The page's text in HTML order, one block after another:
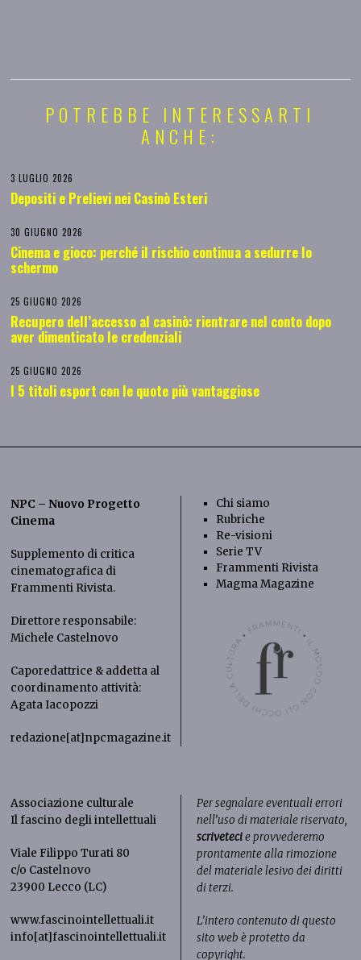
POTREBBE INTERESSARTI
ANCHE:
3 LUGLIO 2026
Depositi e Prelievi nei Casinò Esteri
30 GIUGNO 2026
Cinema e gioco: perché il rischio continua a sedurre lo
schermo
25 GIUGNO 2026
Recupero dell’accesso al casinò: rientrare nel conto dopo
aver dimenticato le credenziali
25 GIUGNO 2026
I 5 titoli esport con le quote più vantaggiose
NPC – Nuovo Progetto
Cinema
Supplemento di critica
cinematografica di
Frammenti Rivista.
Direttore responsabile:
Michele Castelnovo
Caporedattrice & addetta al
coordinamento attività:
Agata Iacopozzi
redazione[at]npcmagazine.it
Chi siamo
Rubriche
Re-visioni
Serie TV
Frammenti Rivista
Magma Magazine
Associazione culturale
Il fascino degli intellettuali
Viale Filippo Turati 80
c/o Castelnovo
23900 Lecco (LC)
www.fascinointellettuali.it
info[at]fascinointellettuali.it
Per segnalare eventuali errori
nell’uso di materiale riservato,
scrivetecie provvederemo
prontamente alla rimozione
del materiale lesivo dei diritti
di terzi.
L’intero contenuto di questo
sito web è protetto da
copyright.